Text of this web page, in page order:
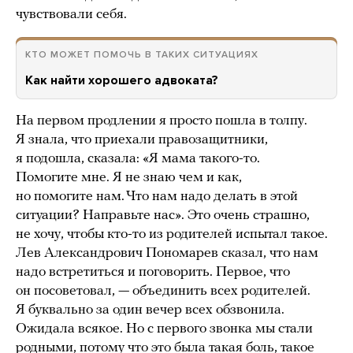
чувствовали себя.
КТО МОЖЕТ ПОМОЧЬ В ТАКИХ СИТУАЦИЯХ
Как найти хорошего адвоката?
На первом продлении я просто пошла в толпу.
Я знала, что приехали правозащитники,
я подошла, сказала: «Я мама такого-то.
Помогите мне. Я не знаю чем и как,
но помогите нам. Что нам надо делать в этой
ситуации? Направьте нас». Это очень страшно,
не хочу, чтобы кто-то из родителей испытал такое.
Лев Александрович Пономарев сказал, что нам
надо встретиться и поговорить. Первое, что
он посоветовал, — объединить всех родителей.
Я буквально за один вечер всех обзвонила.
Ожидала всякое. Но с первого звонка мы стали
родными, потому что это была такая боль, такое